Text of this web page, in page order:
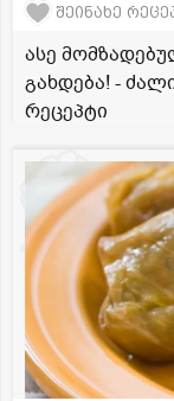
შეინახე
ასე
გახდება! -
რეცეპტი